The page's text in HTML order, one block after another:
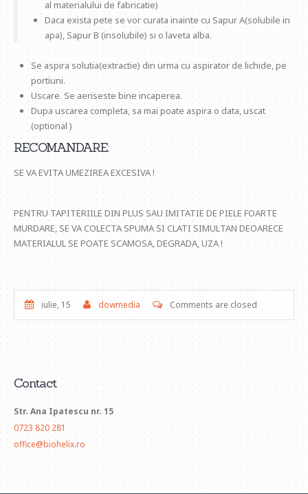
al materialului de fabricatie)
Daca exista pete se vor curata inainte cu Sapur A(solubile in
apa), Sapur B (insolubile) si o laveta alba.
Se aspira solutia(extractie) din urma cu aspirator de lichide, pe
portiuni.
Uscare. Se aeriseste bine incaperea.
Dupa uscarea completa, sa mai poate aspira o data, uscat
(optional )
RECOMANDARE:
SE VA EVITA UMEZIREA EXCESIVA !
PENTRU TAPITERIILE DIN PLUS SAU IMITATIE DE PIELE FOARTE
MURDARE, SE VA COLECTA SPUMA SI CLATI SIMULTAN DEOARECE
MATERIALUL SE POATE SCAMOSA, DEGRADA, UZA !
iulie, 15 dowmedia Comments are closed
Contact
Str. Ana Ipatescu nr. 15
0723 820 281
office@biohelix.ro